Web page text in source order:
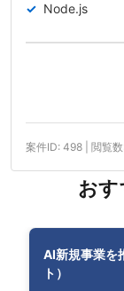
Node.js
案件ID: 498 | 閲覧
おす
AI新規事業を
ト）